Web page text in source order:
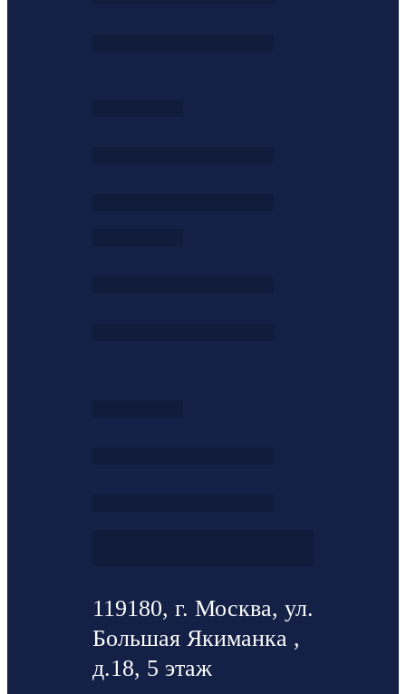
119180, г. Москва, ул.
Большая Якиманка ,
д.18, 5 этаж